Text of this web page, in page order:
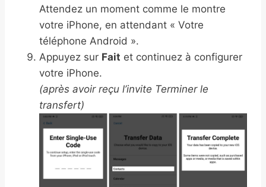
Attendez un moment comme le montre
votre iPhone, en attendant « Votre
téléphone Android ».
Appuyez sur Fait et continuez à configurer
votre iPhone.
(après avoir reçu l’invite Terminer le
transfert)